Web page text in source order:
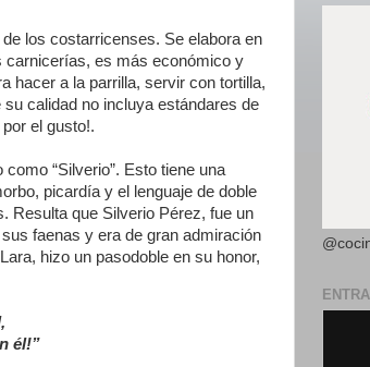
los costarricenses. Se elabora en
es más económico y
hacer a la parrilla, servir con tortilla,
calidad no incluya estándares de
el gusto!.
“Silverio”. Esto tiene una
picardía y el lenguaje de doble
Resulta que Silverio Pérez, fue un
faenas y era de gran admiración
hizo un pasodoble en su honor,
él!”